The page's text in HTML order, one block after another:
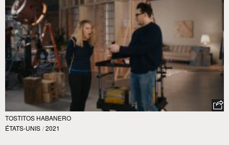
TOSTITOS HABANERO
ÉTATS-UNIS / 2021